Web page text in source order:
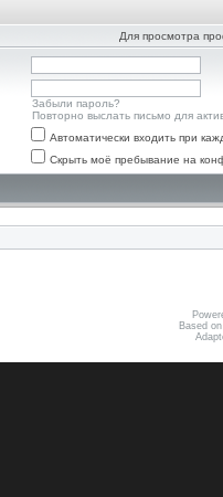
Для просмотра
Забыли пароль?
Повторно выслать письмо для
Автоматически входить при
Скрыть моё пребывание на
Based